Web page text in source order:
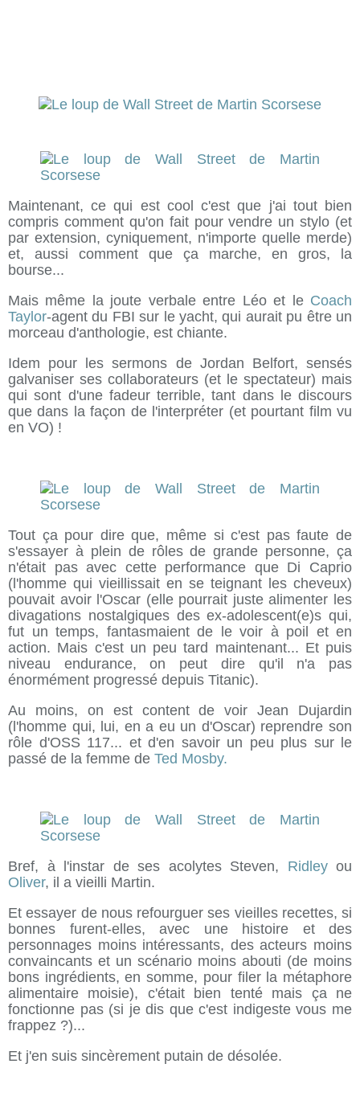
Maintenant, ce qui est cool c'est que j'ai tout bien
compris comment qu'on fait pour vendre un stylo (et
par extension, cyniquement, n'importe quelle merde)
et, aussi comment que ça marche, en gros, la
bourse...
Mais même la joute verbale entre Léo et le Coach
Taylor-agent du FBI sur le yacht, qui aurait pu être un
morceau d'anthologie, est chiante.
Idem pour les sermons de Jordan Belfort, sensés
galvaniser ses collaborateurs (et le spectateur) mais
qui sont d'une fadeur terrible, tant dans le discours
que dans la façon de l'interpréter (et pourtant film vu
en VO) !
Tout ça pour dire que, même si c'est pas faute de
s'essayer à plein de rôles de grande personne, ça
n'était pas avec cette performance que Di Caprio
(l'homme qui vieillissait en se teignant les cheveux)
pouvait avoir l'Oscar (elle pourrait juste alimenter les
divagations nostalgiques des ex-adolescent(e)s qui,
fut un temps, fantasmaient de le voir à poil et en
action. Mais c'est un peu tard maintenant... Et puis
niveau endurance, on peut dire qu'il n'a pas
énormément progressé depuis Titanic).
Au moins, on est content de voir Jean Dujardin
(l'homme qui, lui, en a eu un d'Oscar) reprendre son
rôle d'OSS 117... et d'en savoir un peu plus sur le
passé de la femme de Ted Mosby.
Bref, à l'instar de ses acolytes Steven, Ridleyou
Oliver, il a vieilli Martin.
Et essayer de nous refourguer ses vieilles recettes, si
bonnes furent-elles, avec une histoire et des
personnages moins intéressants, des acteurs moins
convaincants et un scénario moins abouti (de moins
bons ingrédients, en somme, pour filer la métaphore
alimentaire moisie), c'était bien tenté mais ça ne
fonctionne pas (si je dis que c'est indigeste vous me
frappez ?)...
Et j'en suis sincèrement putain de désolée.